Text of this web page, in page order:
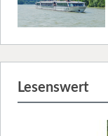
Lesenswert